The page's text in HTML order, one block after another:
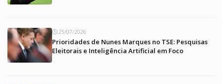
25/07/2026
Prioridades de Nunes Marques no TSE: Pesquisas
Eleitorais e Inteligência Artificial em Foco